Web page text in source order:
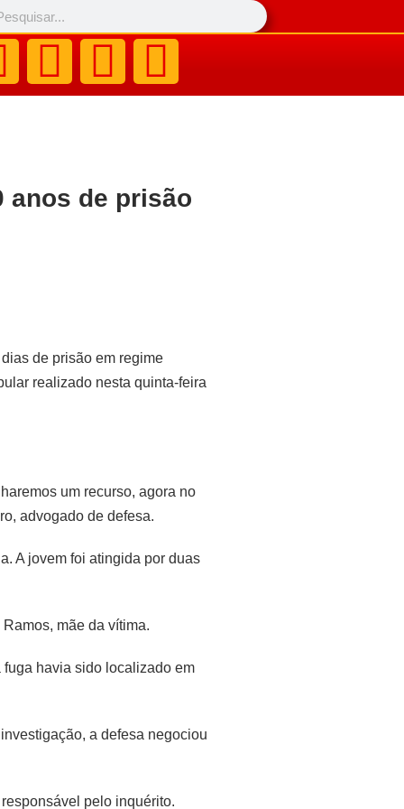
anos de prisão
de prisão em regime
realizado nesta quinta-feira
um recurso, agora no
advogado de defesa.
A jovem foi atingida por duas
mãe da vítima.
havia sido localizado em
a defesa negociou
pelo inquérito.